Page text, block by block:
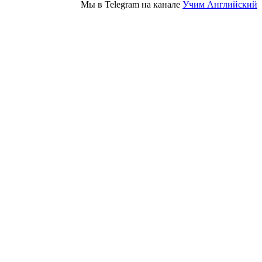
Мы в Telegram на канале Учим Английский